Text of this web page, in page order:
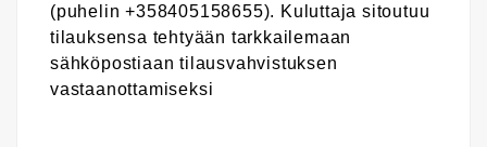
(puhelin +358405158655). Kuluttaja sitoutuu
tilauksensa tehtyään tarkkailemaan
sähköpostiaan tilausvahvistuksen
vastaanottamiseksi